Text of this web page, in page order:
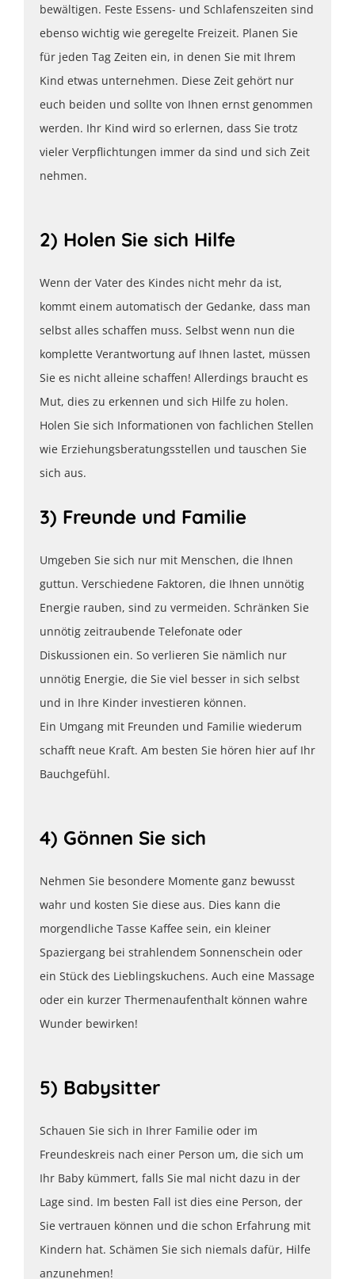
bewältigen. Feste Essens- und Schlafenszeiten sind
ebenso wichtig wie geregelte Freizeit. Planen Sie
für jeden Tag Zeiten ein, in denen Sie mit Ihrem
Kind etwas unternehmen. Diese Zeit gehört nur
euch beiden und sollte von Ihnen ernst genommen
werden. Ihr Kind wird so erlernen, dass Sie trotz
vieler Verpflichtungen immer da sind und sich Zeit
nehmen.
2) Holen Sie sich Hilfe
Wenn der Vater des Kindes nicht mehr da ist,
kommt einem automatisch der Gedanke, dass man
selbst alles schaffen muss. Selbst wenn nun die
komplette Verantwortung auf Ihnen lastet, müssen
Sie es nicht alleine schaffen! Allerdings braucht es
Mut, dies zu erkennen und sich Hilfe zu holen.
Holen Sie sich Informationen von fachlichen Stellen
wie Erziehungsberatungsstellen und tauschen Sie
sich aus.
3) Freunde und Familie
Umgeben Sie sich nur mit Menschen, die Ihnen
guttun. Verschiedene Faktoren, die Ihnen unnötig
Energie rauben, sind zu vermeiden. Schränken Sie
unnötig zeitraubende Telefonate oder
Diskussionen ein. So verlieren Sie nämlich nur
unnötig Energie, die Sie viel besser in sich selbst
und in Ihre Kinder investieren können.
Ein Umgang mit Freunden und Familie wiederum
schafft neue Kraft. Am besten Sie hören hier auf Ihr
Bauchgefühl.
4) Gönnen Sie sich
Nehmen Sie besondere Momente ganz bewusst
wahr und kosten Sie diese aus. Dies kann die
morgendliche Tasse Kaffee sein, ein kleiner
Spaziergang bei strahlendem Sonnenschein oder
ein Stück des Lieblingskuchens. Auch eine Massage
oder ein kurzer Thermenaufenthalt können wahre
Wunder bewirken!
5) Babysitter
Schauen Sie sich in Ihrer Familie oder im
Freundeskreis nach einer Person um, die sich um
Ihr Baby kümmert, falls Sie mal nicht dazu in der
Lage sind. Im besten Fall ist dies eine Person, der
Sie vertrauen können und die schon Erfahrung mit
Kindern hat. Schämen Sie sich niemals dafür, Hilfe
anzunehmen!